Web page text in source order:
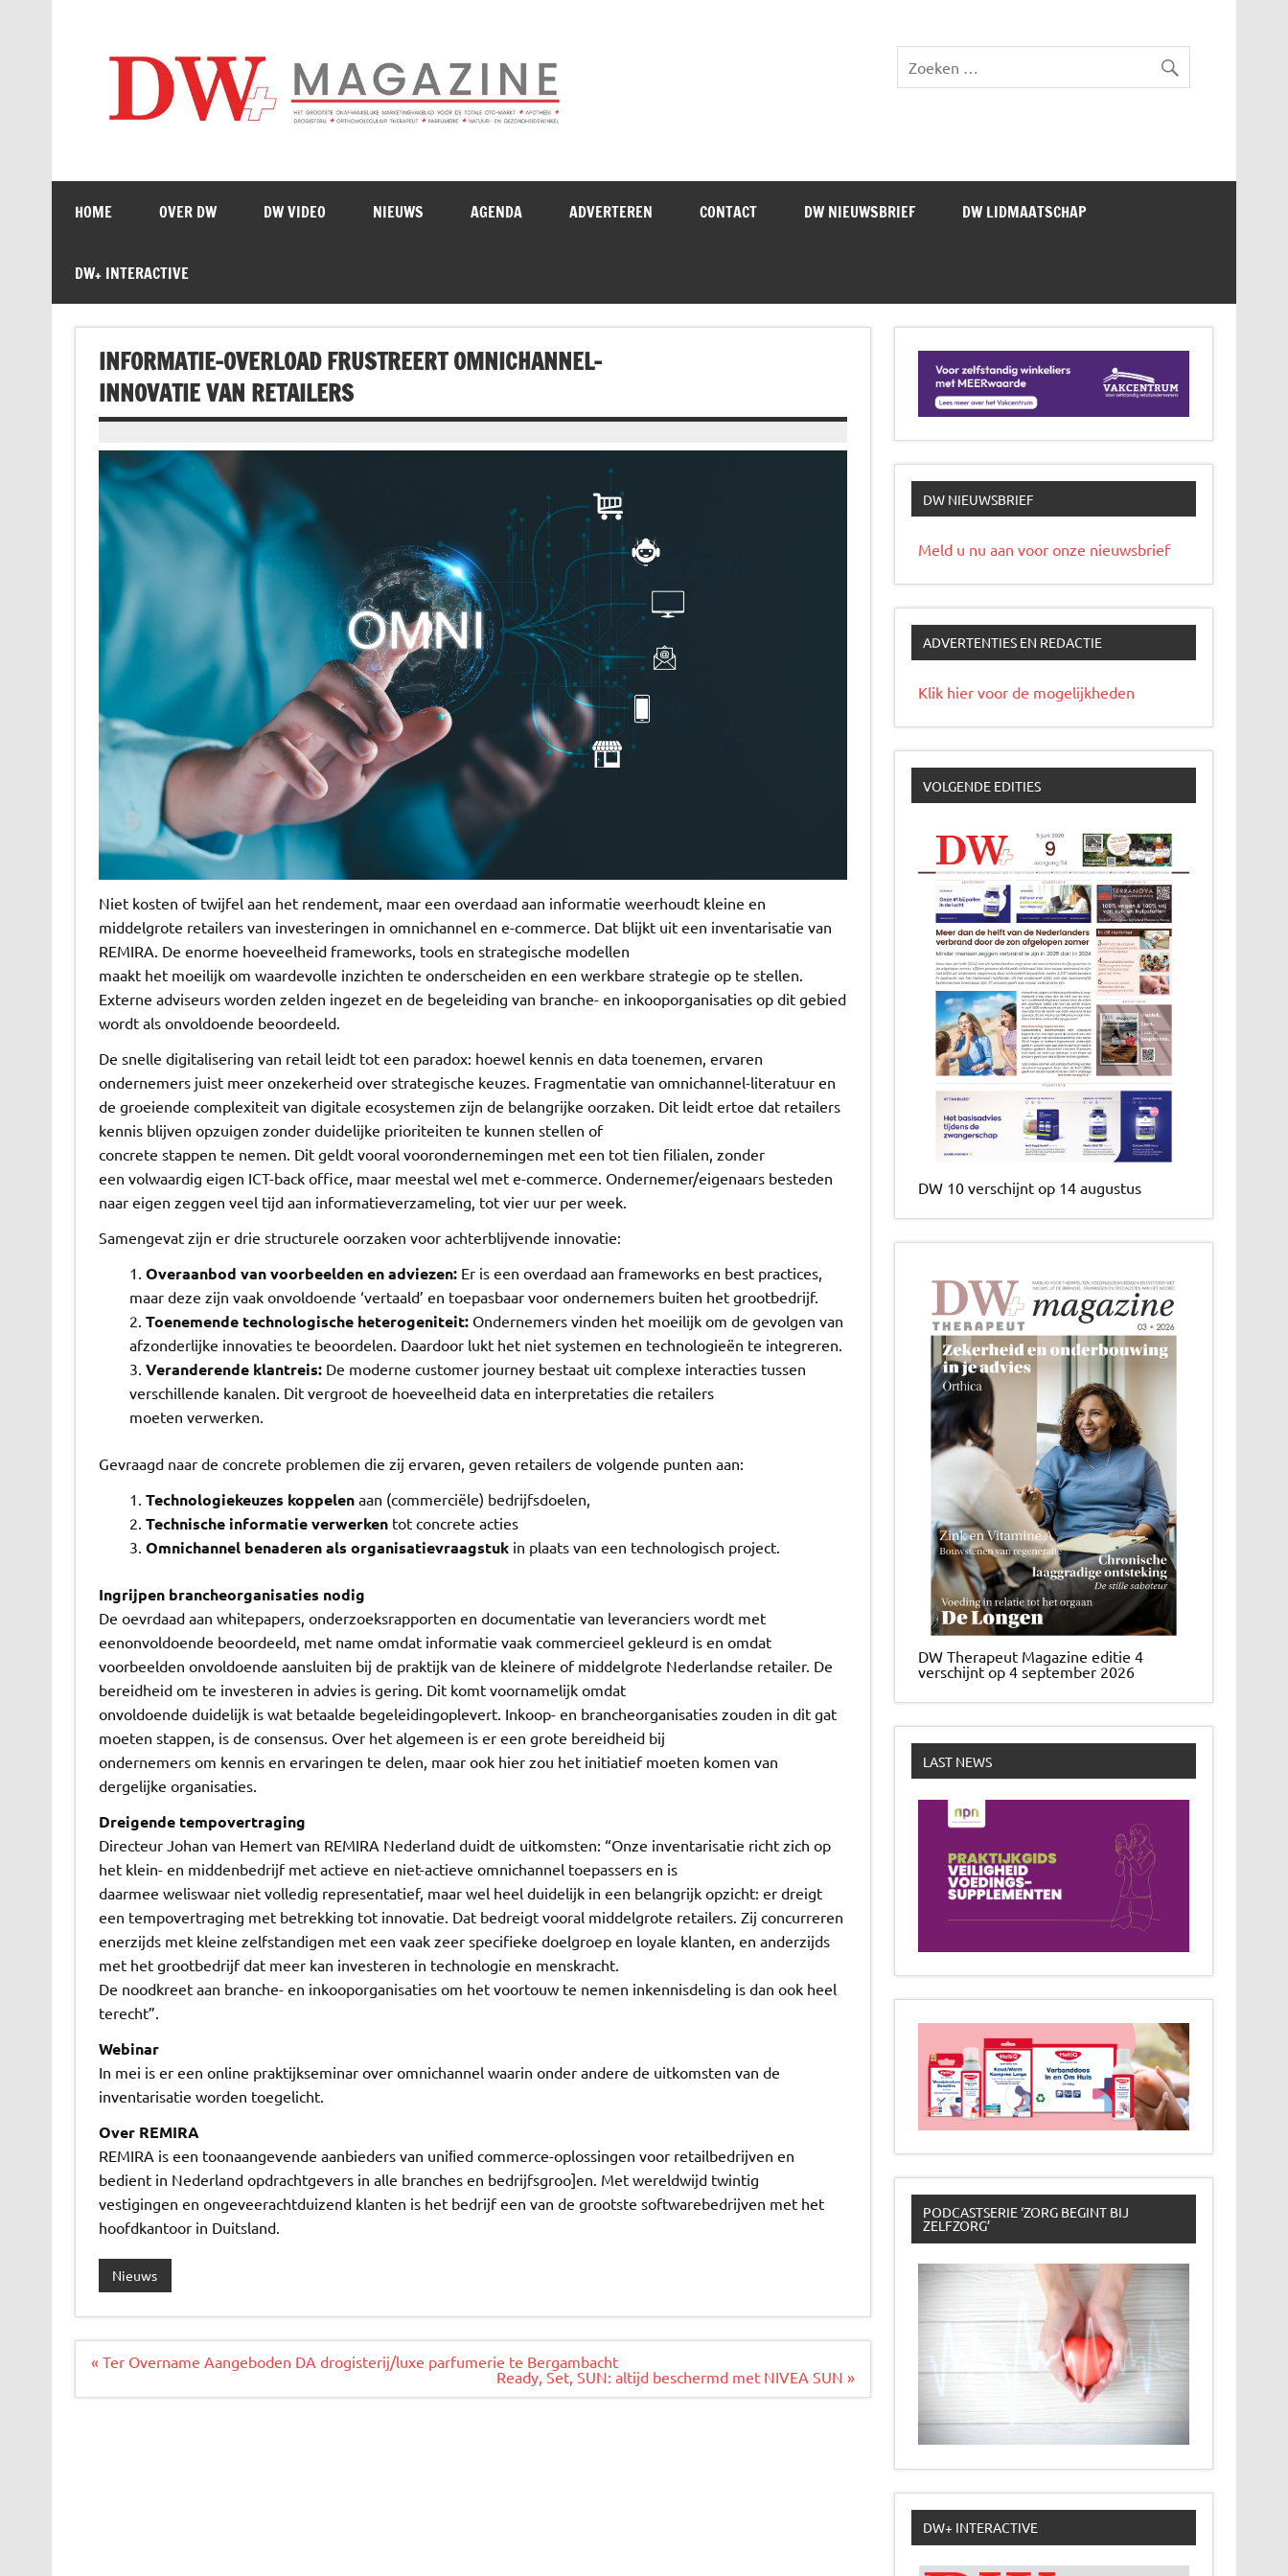
Drogistenweekblad DW Magazine
HOME OVER DW DW VIDEO NIEUWS AGENDA ADVERTEREN CONTACT DW NIEUWSBRIEF DW LIDMAATSCHAP
DW+ INTERACTIVE
INFORMATIE-OVERLOAD FRUSTREERT OMNICHANNEL-
INNOVATIE VAN RETAILERS
Niet kosten of twijfel aan het rendement, maar een overdaad aan informatie weerhoudt kleine en
middelgrote retailers van investeringen in omnichannel en e-commerce. Dat blijkt uit een inventarisatie van
REMIRA. De enorme hoeveelheid frameworks, tools en strategische modellen
maakt het moeilijk om waardevolle inzichten te onderscheiden en een werkbare strategie op te stellen.
Externe adviseurs worden zelden ingezet en de begeleiding van branche- en inkooporganisaties op dit gebied
wordt als onvoldoende beoordeeld.
De snelle digitalisering van retail leidt tot een paradox: hoewel kennis en data toenemen, ervaren
ondernemers juist meer onzekerheid over strategische keuzes. Fragmentatie van omnichannel-literatuur en
de groeiende complexiteit van digitale ecosystemen zijn de belangrijke oorzaken. Dit leidt ertoe dat retailers
kennis blijven opzuigen zonder duidelijke prioriteiten te kunnen stellen of
concrete stappen te nemen. Dit geldt vooral voorondernemingen met een tot tien filialen, zonder
een volwaardig eigen ICT-back office, maar meestal wel met e-commerce. Ondernemer/eigenaars besteden
naar eigen zeggen veel tijd aan informatieverzameling, tot vier uur per week.
Samengevat zijn er drie structurele oorzaken voor achterblijvende innovatie:
Overaanbod van voorbeelden en adviezen: Er is een overdaad aan frameworks en best practices,
maar deze zijn vaak onvoldoende ‘vertaald’ en toepasbaar voor ondernemers buiten het grootbedrijf.
Toenemende technologische heterogeniteit: Ondernemers vinden het moeilijk om de gevolgen van
afzonderlijke innovaties te beoordelen. Daardoor lukt het niet systemen en technologieën te integreren.
Veranderende klantreis: De moderne customer journey bestaat uit complexe interacties tussen
verschillende kanalen. Dit vergroot de hoeveelheid data en interpretaties die retailers
moeten verwerken.
Gevraagd naar de concrete problemen die zij ervaren, geven retailers de volgende punten aan:
Technologiekeuzes koppelen aan (commerciële) bedrijfsdoelen,
Technische informatie verwerken tot concrete acties
Omnichannel benaderen als organisatievraagstuk in plaats van een technologisch project.
Ingrijpen brancheorganisaties nodig
De oevrdaad aan whitepapers, onderzoeksrapporten en documentatie van leveranciers wordt met
eenonvoldoende beoordeeld, met name omdat informatie vaak commercieel gekleurd is en omdat
voorbeelden onvoldoende aansluiten bij de praktijk van de kleinere of middelgrote Nederlandse retailer. De
bereidheid om te investeren in advies is gering. Dit komt voornamelijk omdat
onvoldoende duidelijk is wat betaalde begeleidingoplevert. Inkoop- en brancheorganisaties zouden in dit gat
moeten stappen, is de consensus. Over het algemeen is er een grote bereidheid bij
ondernemers om kennis en ervaringen te delen, maar ook hier zou het initiatief moeten komen van
dergelijke organisaties.
Dreigende tempovertraging
Directeur Johan van Hemert van REMIRA Nederland duidt de uitkomsten: “Onze inventarisatie richt zich op
het klein- en middenbedrijf met actieve en niet-actieve omnichannel toepassers en is
daarmee weliswaar niet volledig representatief, maar wel heel duidelijk in een belangrijk opzicht: er dreigt
een tempovertraging met betrekking tot innovatie. Dat bedreigt vooral middelgrote retailers. Zij concurreren
enerzijds met kleine zelfstandigen met een vaak zeer specifieke doelgroep en loyale klanten, en anderzijds
met het grootbedrijf dat meer kan investeren in technologie en menskracht.
De noodkreet aan branche- en inkooporganisaties om het voortouw te nemen inkennisdeling is dan ook heel
terecht”.
Webinar
In mei is er een online praktijkseminar over omnichannel waarin onder andere de uitkomsten van de
inventarisatie worden toegelicht.
Over REMIRA
REMIRA is een toonaangevende aanbieders van uniﬁed commerce-oplossingen voor retailbedrijven en
bedient in Nederland opdrachtgevers in alle branches en bedrijfsgroo]en. Met wereldwijd twintig
vestigingen en ongeveerachtduizend klanten is het bedrijf een van de grootste softwarebedrijven met het
hoofdkantoor in Duitsland.
Nieuws
Bericht
« Ter Overname Aangeboden DA drogisterij/luxe parfumerie te Bergambacht
Ready, Set, SUN: altijd beschermd met NIVEA SUN »
DW NIEUWSBRIEF
Meld u nu aan voor onze nieuwsbrief
ADVERTENTIES EN REDACTIE
Klik hier voor de mogelijkheden
VOLGENDE EDITIES
DW 10 verschijnt op 14 augustus
DW Therapeut Magazine editie 4
verschijnt op 4 september 2026
LAST NEWS
PODCASTSERIE ‘ZORG BEGINT BIJ
ZELFZORG’
DW+ INTERACTIVE